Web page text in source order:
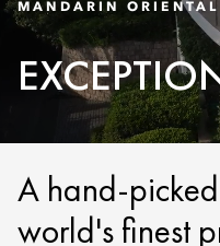
MANDARIN ORIENTAL
A hand-
world's finest